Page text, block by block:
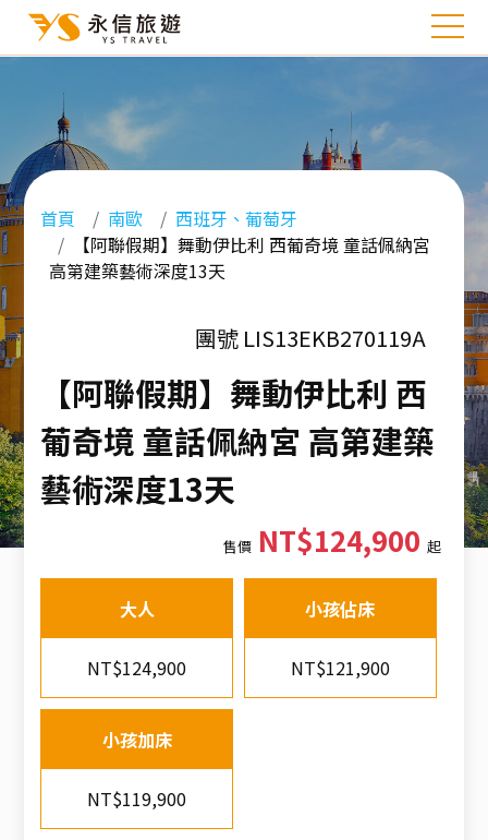
首頁 南歐
西班牙、葡萄牙
【阿聯假期】舞動伊比利 西葡奇境 童話佩納宮
高第建築藝術深度13天
團號 LIS13EKB270119A
【阿聯假期】舞動伊比利 西
葡奇境 童話佩納宮 高第建築
藝術深度13天
售價NT$124,900 起
大人
NT$124,900
小孩佔床
NT$121,900
小孩加床
NT$119,900